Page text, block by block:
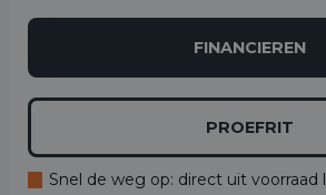
FINANCIEREN
PROEFRIT
Snel de weg op: direct uit voorraad